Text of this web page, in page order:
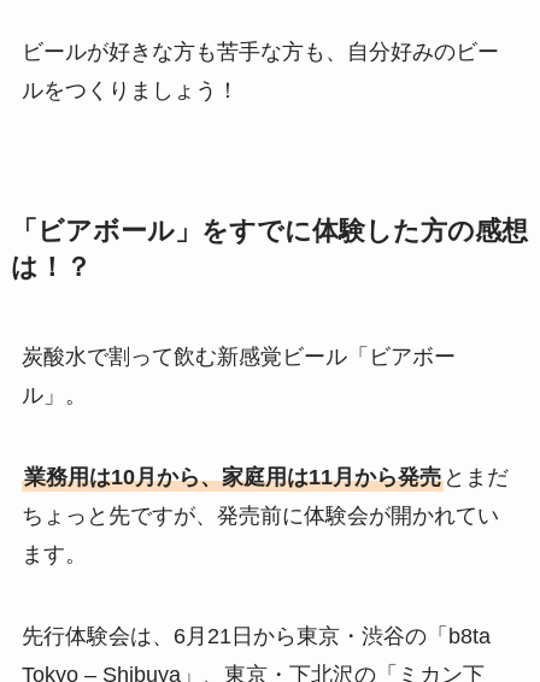
ビールが好きな方も苦手な方も、自分好みのビー
ルをつくりましょう！
「ビアボール」をすでに体験した方の感想
は！？
炭酸水で割って飲む新感覚ビール「ビアボー
ル」。
業務用は10月から、家庭用は11月から発売とまだ
ちょっと先ですが、発売前に体験会が開かれてい
ます。
先行体験会は、6月21日から東京・渋谷の「b8ta
Tokyo – Shibuya」、東京・下北沢の「ミカン下